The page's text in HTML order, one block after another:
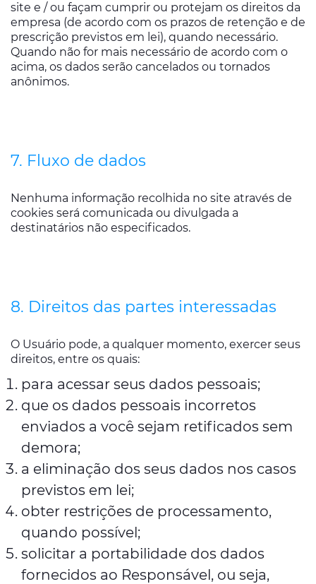
site e / ou façam cumprir ou protejam os direitos da
empresa (de acordo com os prazos de retenção e de
prescrição previstos em lei), quando necessário.
Quando não for mais necessário de acordo com o
acima, os dados serão cancelados ou tornados
anônimos.
7. Fluxo de dados
Nenhuma informação recolhida no site através de
cookies será comunicada ou divulgada a
destinatários não especificados.
8. Direitos das partes interessadas
O Usuário pode, a qualquer momento, exercer seus
direitos, entre os quais:
para acessar seus dados pessoais;
que os dados pessoais incorretos
enviados a você sejam retificados sem
demora;
a eliminação dos seus dados nos casos
previstos em lei;
obter restrições de processamento,
quando possível;
solicitar a portabilidade dos dados
fornecidos ao Responsável, ou seja,